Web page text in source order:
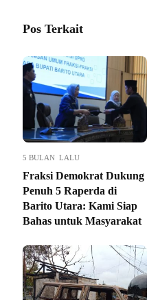
Pos Terkait
5 BULAN LALU
Fraksi Demokrat Dukung
Penuh 5 Raperda di
Barito Utara: Kami Siap
Bahas untuk Masyarakat